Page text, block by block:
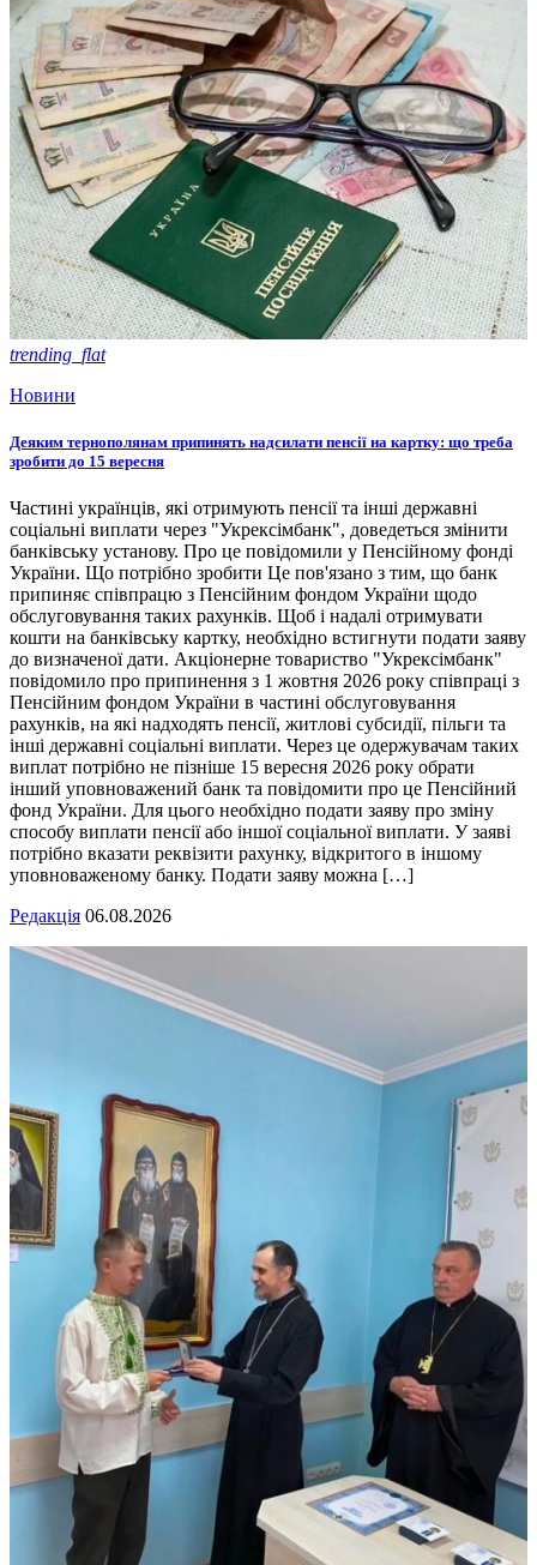
trending_flat
Новини
Деяким тернополянам припинять надсилати пенсії на картку: що треба
зробити до 15 вересня
Частині українців, які отримують пенсії та інші державні
соціальні виплати через "Укрексімбанк", доведеться змінити
банківську установу. Про це повідомили у Пенсійному фонді
України. Що потрібно зробити Це пов'язано з тим, що банк
припиняє співпрацю з Пенсійним фондом України щодо
обслуговування таких рахунків. Щоб і надалі отримувати
кошти на банківську картку, необхідно встигнути подати заяву
до визначеної дати. Акціонерне товариство "Укрексімбанк"
повідомило про припинення з 1 жовтня 2026 року співпраці з
Пенсійним фондом України в частині обслуговування
рахунків, на які надходять пенсії, житлові субсидії, пільги та
інші державні соціальні виплати. Через це одержувачам таких
виплат потрібно не пізніше 15 вересня 2026 року обрати
інший уповноважений банк та повідомити про це Пенсійний
фонд України. Для цього необхідно подати заяву про зміну
способу виплати пенсії або іншої соціальної виплати. У заяві
потрібно вказати реквізити рахунку, відкритого в іншому
уповноваженому банку. Подати заяву можна […]
Редакція 06.08.2026